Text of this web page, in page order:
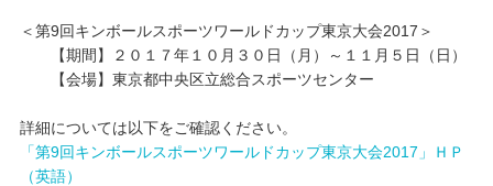
＜第9回キンボールスポーツワールドカップ東京大会2017＞
【期間】２０１７年１０月３０日（月）～１１月５日（日）
【会場】東京都中央区立総合スポーツセンター
詳細については以下をご確認ください。
「第9回キンボールスポーツワールドカップ東京大会2017」ＨＰ
（英語）